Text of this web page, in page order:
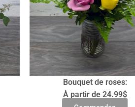
Bouquet de roses:
À partir de 24.99$